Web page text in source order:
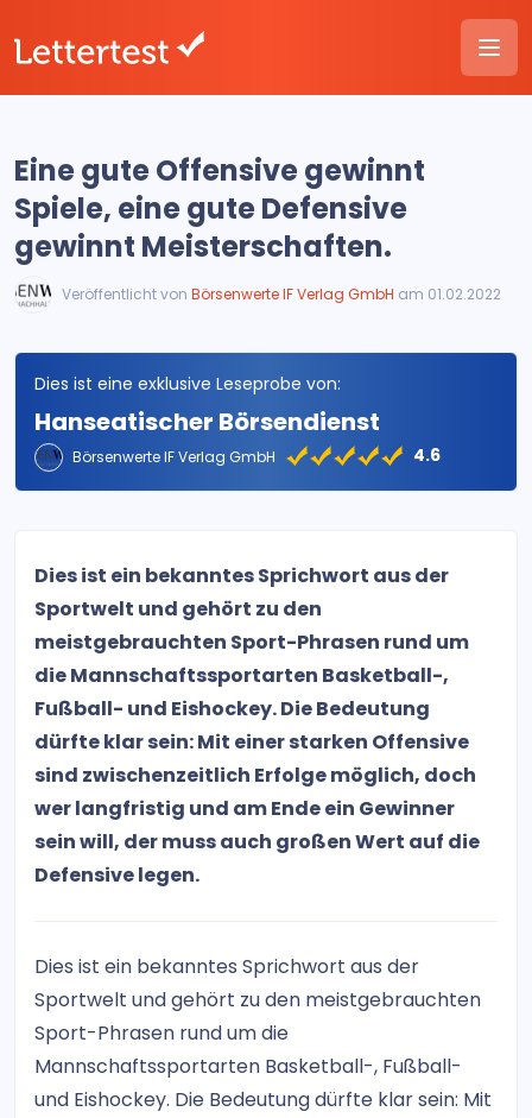
Eine gute Offensive gewinnt
Spiele, eine gute Defensive
gewinnt Meisterschaften.
Veröffentlicht von Börsenwerte IF Verlag GmbH am 01.02.2022
Dies ist eine exklusive Leseprobe von:
Hanseatischer Börsendienst
Börsenwerte IF Verlag GmbH 4.6
Dies ist ein bekanntes Sprichwort aus der
Sportwelt und gehört zu den
meistgebrauchten Sport-Phrasen rund um
die Mannschaftssportarten Basketball-,
Fußball- und Eishockey. Die Bedeutung
dürfte klar sein: Mit einer starken Offensive
sind zwischenzeitlich Erfolge möglich, doch
wer langfristig und am Ende ein Gewinner
sein will, der muss auch großen Wert auf die
Defensive legen.
Dies ist ein bekanntes Sprichwort aus der
Sportwelt und gehört zu den meistgebrauchten
Sport-Phrasen rund um die
Mannschaftssportarten Basketball-, Fußball-
und Eishockey. Die Bedeutung dürfte klar sein: Mit